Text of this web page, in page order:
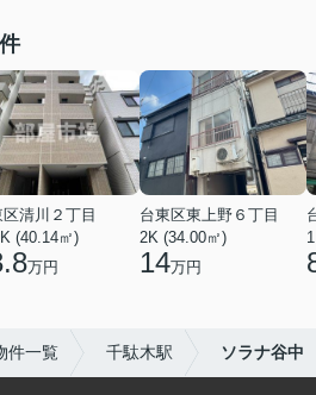
区清川２丁目
(40.14㎡)
万円
台東区東上野６丁目
2K (34.00㎡)
14万円
件一覧 千駄木駅 ソラナ谷中